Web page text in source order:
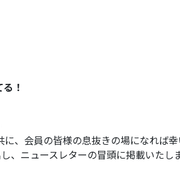
！
、会員の皆様の息抜きの場になれば幸
ニュースレターの冒頭に掲載いたしま